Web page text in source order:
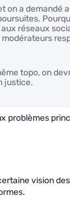
on a demandé
réseaux
topo, on
justice.
problèmes
vision